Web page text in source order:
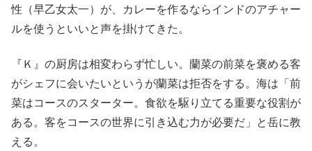
性（早乙女太一）が、カレーを作るならインドのアチャー
ルを使うといいと声を掛けてきた。
『Ｋ』の厨房は相変わらず忙しい。蘭菜の前菜を褒める客
がシェフに会いたいというが蘭菜は拒否をする。海は「前
菜はコースのスターター。食欲を駆り立てる重要な役割が
ある。客をコースの世界に引き込む力が必要だ」と岳に教
える。